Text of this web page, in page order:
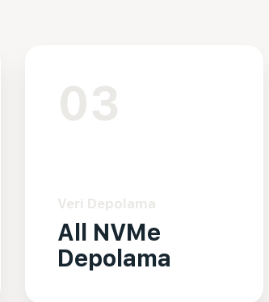
03
Veri Depolama
All NVMe
Depolama